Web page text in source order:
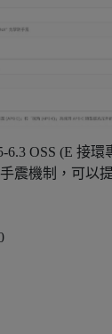
6.3 OSS (E 接
震機制，可以